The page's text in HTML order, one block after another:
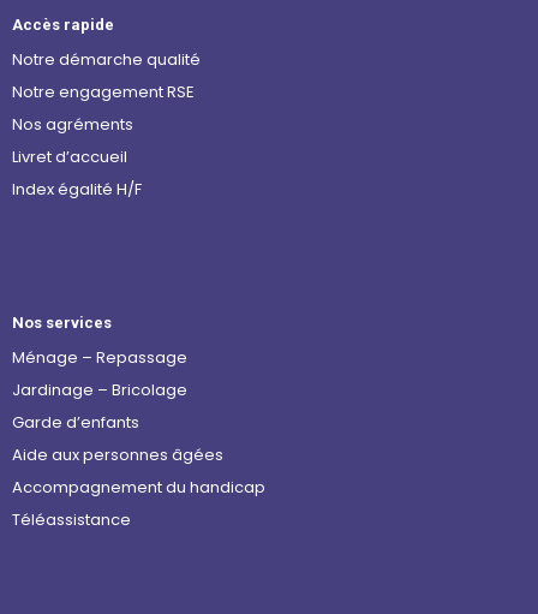
Accès rapide
Notre démarche qualité
Notre engagement RSE
Nos agréments
Livret d’accueil
Index égalité H/F
Nos services
Ménage – Repassage
Jardinage – Bricolage
Garde d’enfants
Aide aux personnes âgées
Accompagnement du handicap
Téléassistance